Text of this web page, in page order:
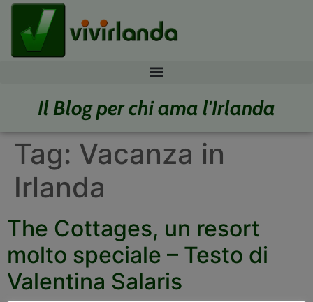
Il Blog per chi ama l'Irlanda
Tag: Vacanza in
Irlanda
The Cottages, un resort
molto speciale – Testo di
Valentina Salaris